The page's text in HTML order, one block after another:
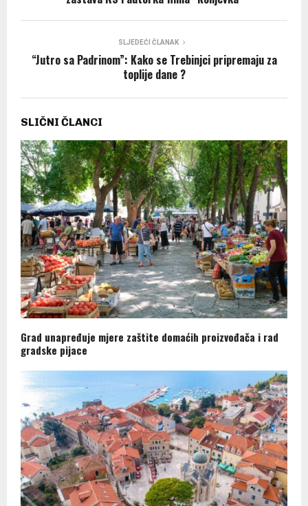
SLJEDEĆI ČLANAK
“Jutro sa Padrinom”: Kako se Trebinjci pripremaju za
toplije dane ?
SLIČNI ČLANCI
Grad unapređuje mjere zaštite domaćih proizvođača i rad
gradske pijace